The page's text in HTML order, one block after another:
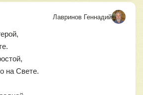
Лавринов Геннадий
на Свете.